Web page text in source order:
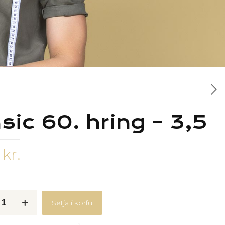
60. hring – 3,5
kr.
Setja í körfu